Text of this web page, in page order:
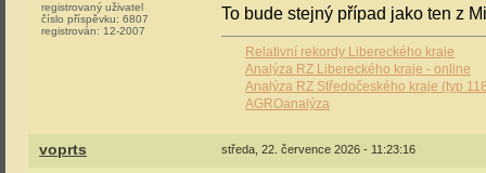
registrovaný uživatel
číslo příspěvku: 6807
registrován: 12-2007
To bude stejný případ jako ten z
Relativní rekordy Libereckého kraje
Analýza RZ Libereckého kraje - online
Analýza RZ Středočeského kraje (typ
AGROanalýza
voprts středa, 22. července 2026 - 11:23:16